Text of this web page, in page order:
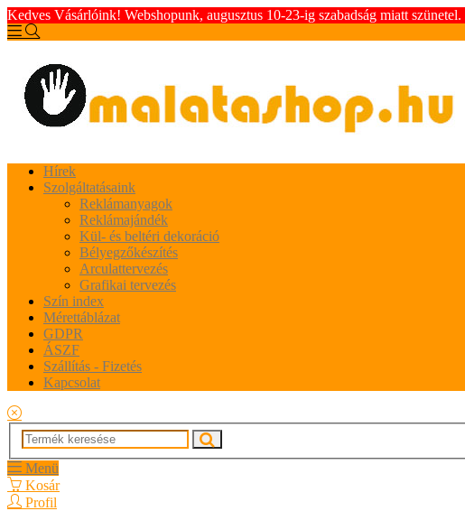
Kedves Vásárlóink! Webshopunk, augusztus 10-23-ig szabadság miatt
Hírek
Szolgáltatásaink
Reklámanyagok
Reklámajándék
Kül- és beltéri dekoráció
Bélyegzőkészítés
Arculattervezés
Grafikai tervezés
Szín index
Mérettáblázat
GDPR
ÁSZF
Szállítás - Fizetés
Kapcsolat
Menü
Kosár
Profil